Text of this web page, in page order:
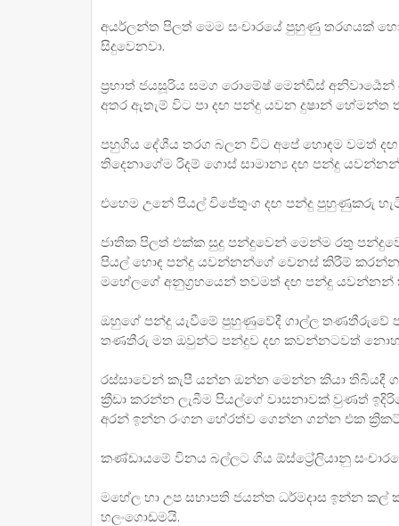
අයර්ලන්ත පිලත් මෙම සංචාරයේ පුහුණු තරගයක්
සිදුවෙනවා.
ප්‍රභාත් ජයසූරිය සමග රොමේෂ් මෙන්ඩිස්
අතර ඇතැම් විට පා දඟ පන්දු යවන දුෂාන්
පහුගිය දේශීය තරග බලන විට අපේ හොඳම වමත්
තිදෙනාගේම රිදම් ගොස් සාමාන්‍ය දඟ පන්දු
එහෙම උනේ පියල් විජේතුංග දඟ පන්දු පුහුණුකරු
ජාතික පිලත් එක්ක සුදු පන්දුවෙන් මෙන්ම රතු
පියල් හොඳ පන්දු යවන්නන්ගේ වෙනස් කිරීම්
මහේලගේ අනුග්‍රහයෙන් තවමත් දඟ පන්දු යවන්නන්
ඔහුගේ පන්දු යැවීමේ පුහුණුවේදී ගාල්ල
තණතීරු මත ඔවුන්ට පන්දුව දඟ කවන්නටවත්
රස්සාවෙන් කැපී යන්න ඔන්න මෙන්න කියා තිබියදී
ක්‍රීඩා කරන්න ලැබීම පියල්ගේ වාසනාවක් වුණත්
අරන් ඉන්න රංගන හේරත්ව ගෙන්න ගන්න එක
කණ්ඩායමේ විනය බල්ලට ගිය ඕස්ට්‍රේලියානු
මහේල හා උප සභාපති ජයන්ත ධර්මදාස ඉන්න
හලංගොඩමයි.